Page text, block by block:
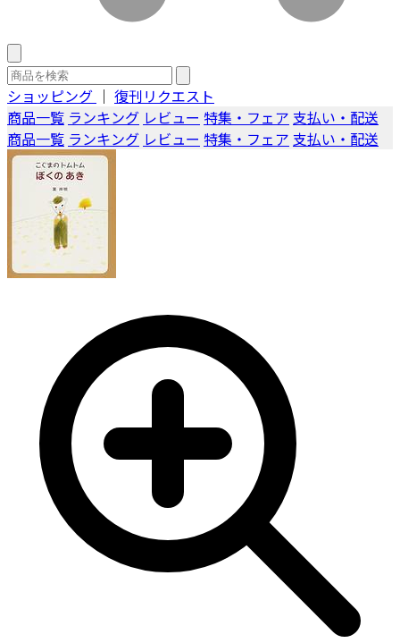
ショッピング ｜ 復刊リクエスト
商品一覧 ランキング レビュー 特集・フェア 支払い・配送
商品一覧 ランキング レビュー 特集・フェア 支払い・配送